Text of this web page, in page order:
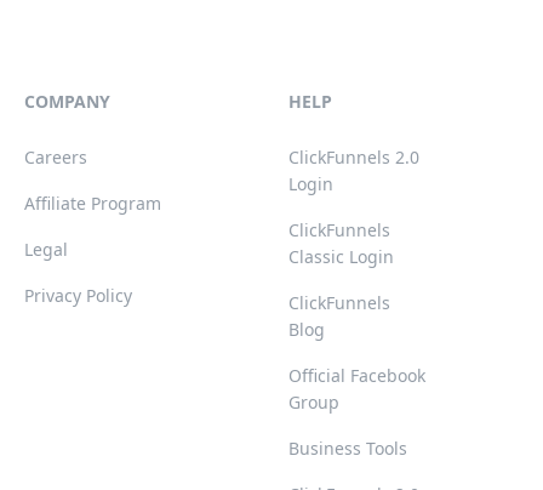
COMPANY
Careers
Affiliate Program
Legal
Privacy Policy
HELP
ClickFunnels 2.0
Login
ClickFunnels
Classic Login
ClickFunnels
Blog
Official Facebook
Group
Business Tools